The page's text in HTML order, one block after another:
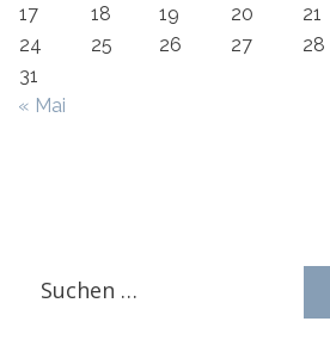
17
18 19 20 21
24
25 26 27 28
31
« Mai
nach: